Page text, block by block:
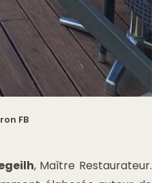
FB
, Maître Restaurateur.